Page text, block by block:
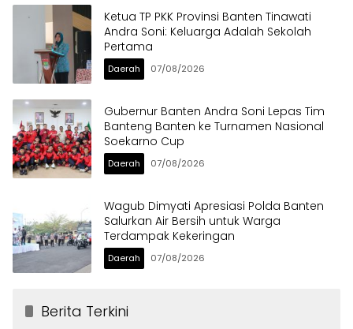
Ketua TP PKK Provinsi Banten Tinawati
Andra Soni: Keluarga Adalah Sekolah
Pertama
Daerah 07/08/2026
Gubernur Banten Andra Soni Lepas Tim
Banteng Banten ke Turnamen Nasional
Soekarno Cup
Daerah 07/08/2026
Wagub Dimyati Apresiasi Polda Banten
Salurkan Air Bersih untuk Warga
Terdampak Kekeringan
Daerah 07/08/2026
Berita Terkini